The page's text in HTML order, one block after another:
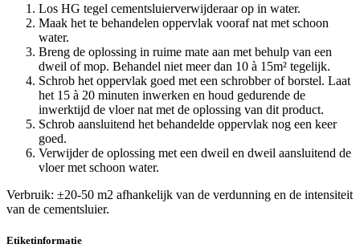
Los HG tegel cementsluierverwijderaar op in water.
Maak het te behandelen oppervlak vooraf nat met schoon
water.
Breng de oplossing in ruime mate aan met behulp van een
dweil of mop. Behandel niet meer dan 10 à 15m² tegelijk.
Schrob het oppervlak goed met een schrobber of borstel. Laat
het 15 à 20 minuten inwerken en houd gedurende de
inwerktijd de vloer nat met de oplossing van dit product.
Schrob aansluitend het behandelde oppervlak nog een keer
goed.
Verwijder de oplossing met een dweil en dweil aansluitend de
vloer met schoon water.
Verbruik: ±20-50 m2 afhankelijk van de verdunning en de intensiteit
van de cementsluier.
Etiketinformatie